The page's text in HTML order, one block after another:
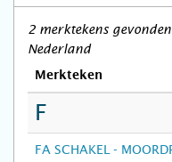
2 merktekens
Nederland
Merkteken
F
FA SCHAKEL -